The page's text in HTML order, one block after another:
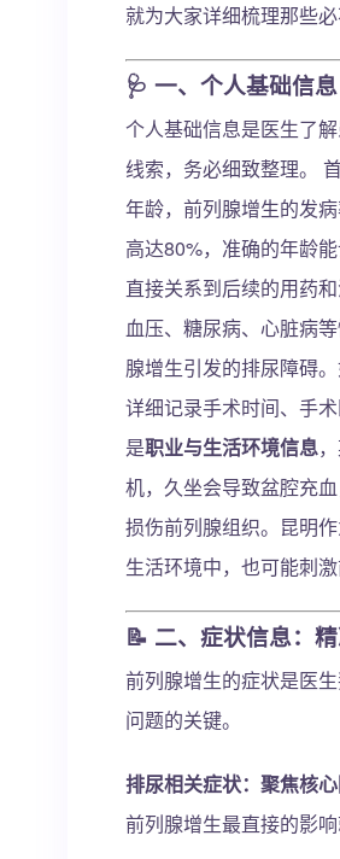
就为大家详细梳理那些必
🩺 一、个人基础信
个人基础信息是医生了
线索，务必细致整理。
年龄，前列腺增生的发
高达80%，准确的年龄
直接关系到后续的用药
血压、糖尿病、心脏病
腺增生引发的排尿障碍
详细记录手术时间、手
是职业与生活环境信息
机，久坐会导致盆腔充
损伤前列腺组织。昆明
生活环境中，也可能刺
📝 二、症状信息：
前列腺增生的症状是医
问题的关键。
排尿相关症状：聚焦核
前列腺增生最直接的影